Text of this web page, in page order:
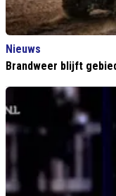
Nieuws
Brandweer blijft